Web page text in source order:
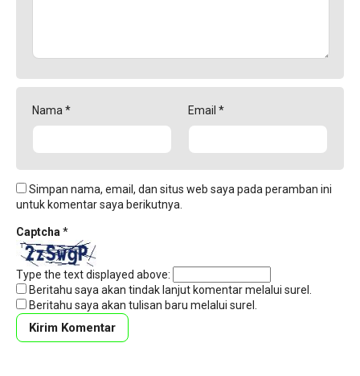
Nama * Email *
Simpan nama, email, dan situs web saya pada peramban ini
untuk komentar saya berikutnya.
Captcha *
Type the text displayed above:
Beritahu saya akan tindak lanjut komentar melalui surel.
Beritahu saya akan tulisan baru melalui surel.